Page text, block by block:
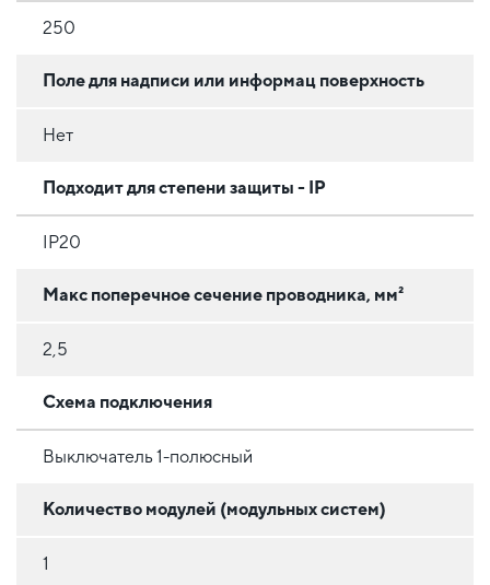
250
Поле для надписи или информац поверхность
Нет
Подходит для степени защиты - IP
IP20
Макс поперечное сечение проводника, мм²
2,5
Схема подключения
Выключатель 1-полюсный
Количество модулей (модульных систем)
1